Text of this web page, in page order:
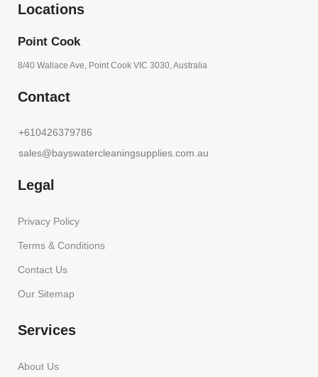
Locations
Point Cook
8/40 Wallace Ave, Point Cook VIC 3030, Australia
Contact
+610426379786
sales@bayswatercleaningsupplies.com.au
Legal
Privacy Policy
Terms & Conditions
Contact Us
Our Sitemap
Services
About Us